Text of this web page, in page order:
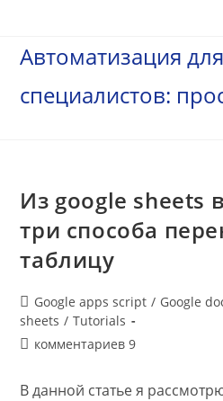
содержимому
Автоматизация
специалистов:
Из google sheets
три способа
таблицу
Рубрика
записи:
Google apps script / Google
sheets / Tutorials
Комментарии
записи:
комментариев 9
В данной статье я